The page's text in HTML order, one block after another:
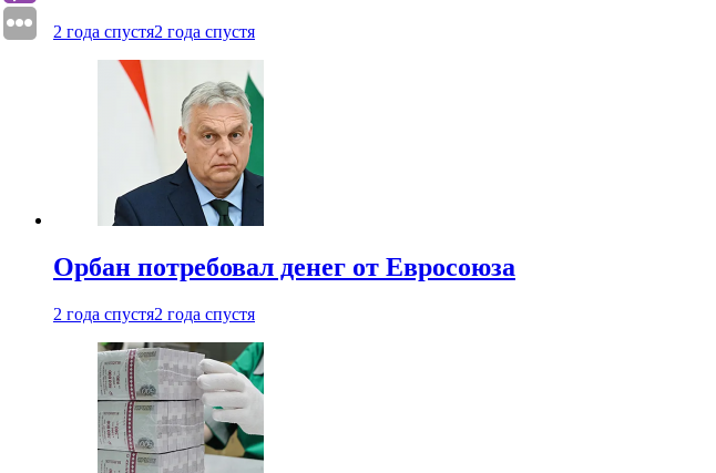
2 года спустя2 года спустя
Орбан потребовал денег от Евросоюза
2 года спустя2 года спустя